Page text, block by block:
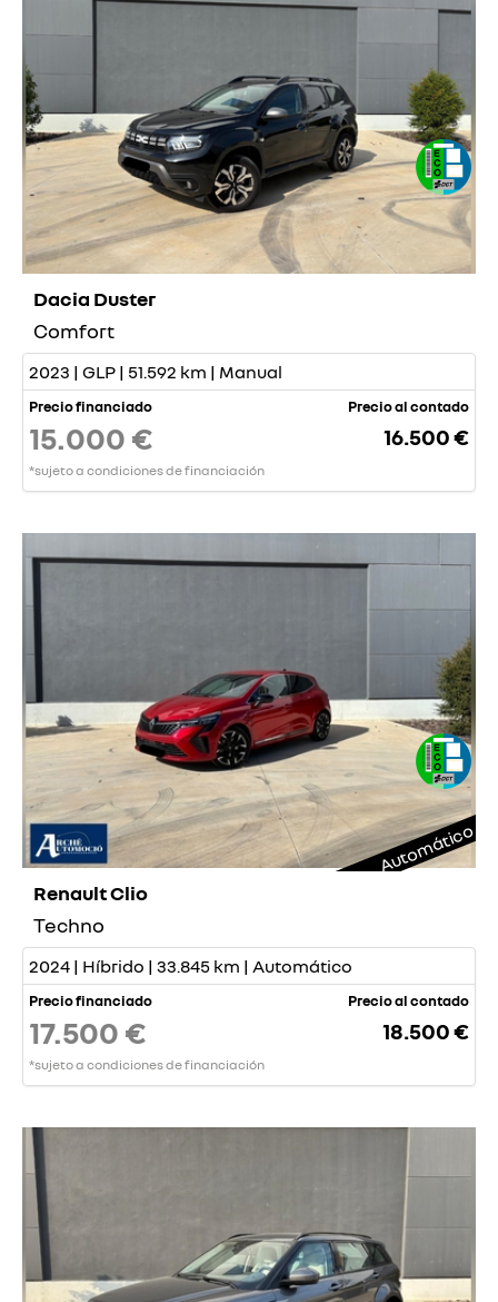
Dacia Duster
Comfort
2023 | GLP | 51.592 km | Manual
Precio financiado
15.000 €
*sujeto a condiciones de financiación
Precio al contado
16.500 €
Automático
Renault Clio
Techno
2024 | Híbrido | 33.845 km | Automático
Precio financiado
17.500 €
*sujeto a condiciones de financiación
Precio al contado
18.500 €